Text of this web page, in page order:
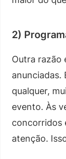
2)
Outra razão
anunciadas.
qualquer,
evento. Às
concorridos
atenção.